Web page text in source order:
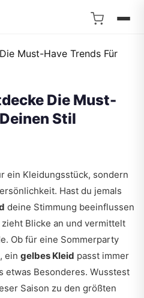
Die Must-
Stil
ein Kleidungsstück, sondern
Hast du jemals
deine Stimmung beeinflussen
Blicke an und vermittelt
Ob für eine Sommerparty
ein gelbes Kleid passt immer
etwas Besonderes. Wusstest
Saison zu den größten